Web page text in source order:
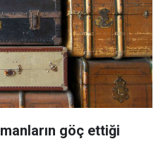
göç ettiği